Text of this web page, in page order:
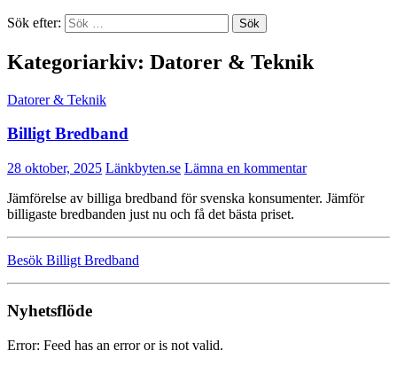
Sök efter:
Kategoriarkiv: Datorer & Teknik
Datorer & Teknik
Billigt Bredband
28 oktober, 2025 Länkbyten.se Lämna en kommentar
Jämförelse av billiga bredband för svenska konsumenter. Jämför
billigaste bredbanden just nu och få det bästa priset.
Besök Billigt Bredband
Nyhetsflöde
Error: Feed has an error or is not valid.